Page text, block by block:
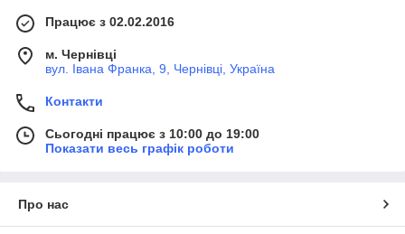
Працює з 02.02.2016
м. Чернівці
вул. Івана Франка, 9, Чернівці, Україна
Контакти
Сьогодні працює з 10:00 до 19:00
Показати весь графік роботи
Про нас